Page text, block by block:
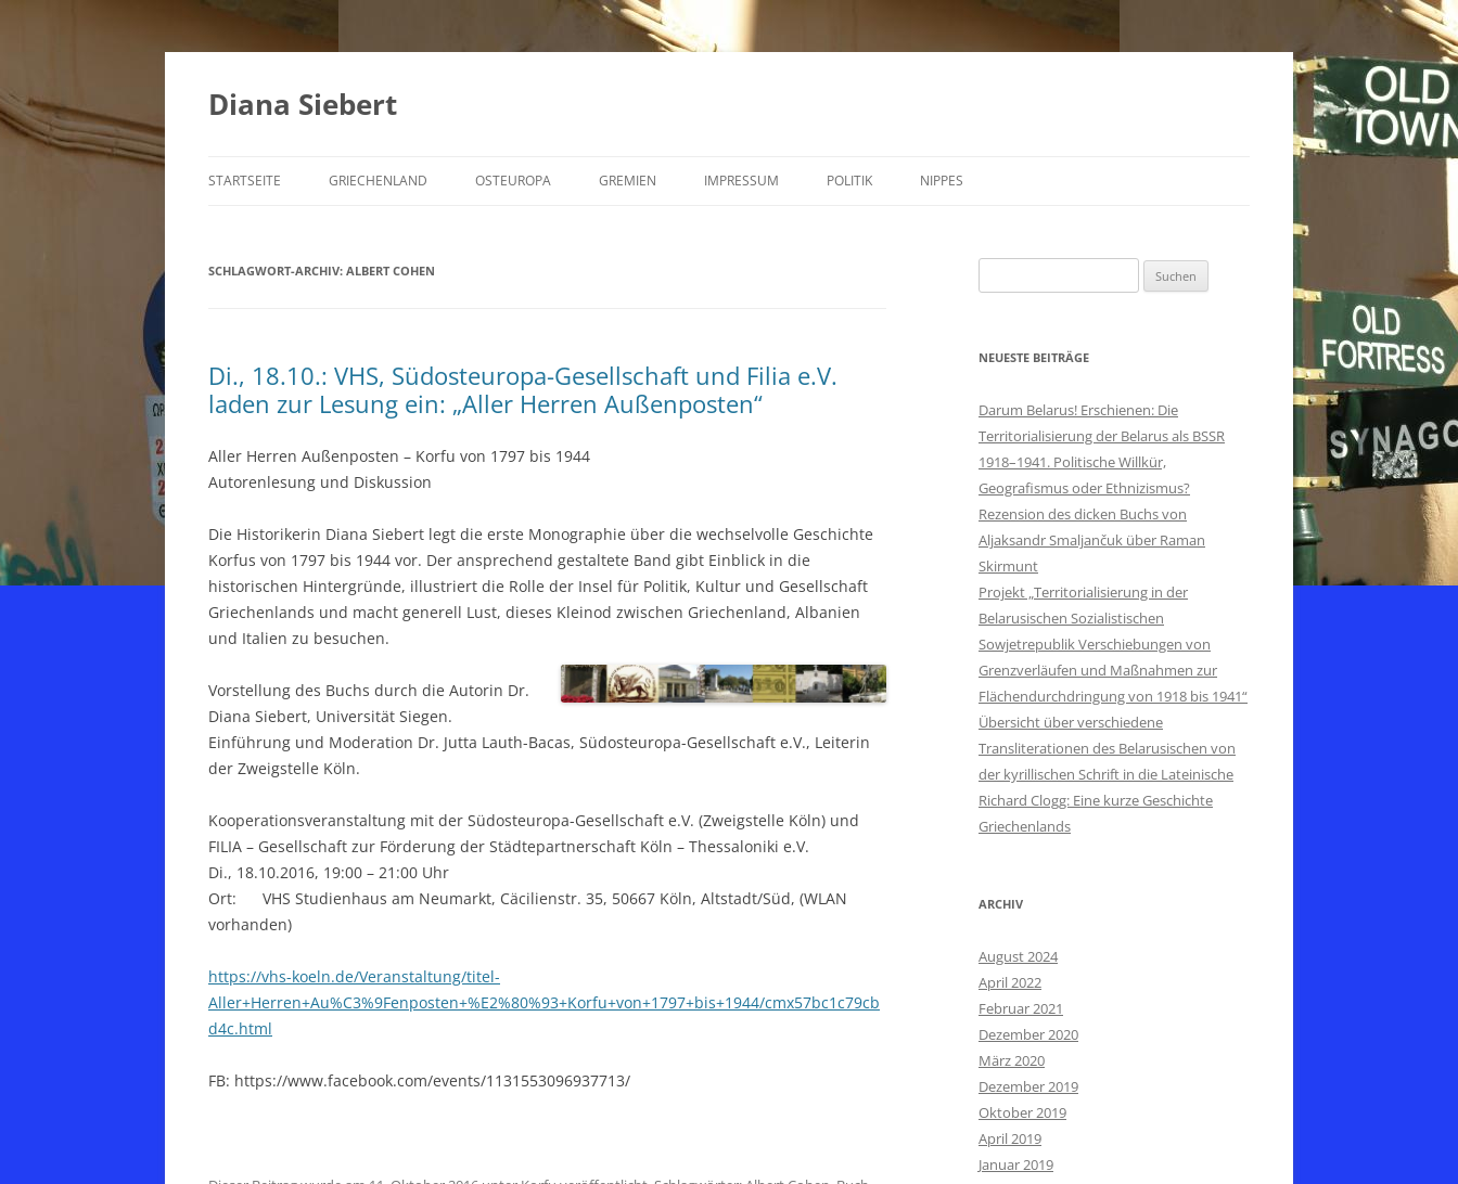
Zum
springen
Diana Siebert
STARTSEITE GRIECHENLAND OSTEUROPA GREMIEN IMPRESSUM POLITIK NIPPES
SCHLAGWORT-ARCHIV: ALBERT COHEN
Di., 18.10.: VHS, Südosteuropa-Gesellschaft und Filia e.V.
laden zur Lesung ein: „Aller Herren Außenposten“
Aller Herren Außenposten – Korfu von 1797 bis 1944
Autorenlesung und Diskussion
Die Historikerin Diana Siebert legt die erste Monographie über die wechselvolle Geschichte
Korfus von 1797 bis 1944 vor. Der ansprechend gestaltete Band gibt Einblick in die
historischen Hintergründe, illustriert die Rolle der Insel für Politik, Kultur und Gesellschaft
Griechenlands und macht generell Lust, dieses Kleinod zwischen Griechenland, Albanien
und Italien zu besuchen.
Vorstellung des Buchs durch die Autorin Dr.
Diana Siebert, Universität Siegen.
Einführung und Moderation Dr. Jutta Lauth-Bacas, Südosteuropa-Gesellschaft e.V., Leiterin
der Zweigstelle Köln.
Kooperationsveranstaltung mit der Südosteuropa-Gesellschaft e.V. (Zweigstelle Köln) und
FILIA – Gesellschaft zur Förderung der Städtepartnerschaft Köln – Thessaloniki e.V.
Di., 18.10.2016, 19:00 – 21:00 Uhr
Ort: VHS Studienhaus am Neumarkt, Cäcilienstr. 35, 50667 Köln, Altstadt/Süd, (WLAN
vorhanden)
https://vhs-koeln.de/Veranstaltung/titel-
Aller+Herren+Au%C3%9Fenposten+%E2%80%93+Korfu+von+1797+bis+1944/cmx57bc1c79cb
d4c.html
FB: https://www.facebook.com/events/1131553096937713/
nach:
NEUESTE BEITRÄGE
Darum Belarus! Erschienen: Die
Territorialisierung der Belarus als BSSR
1918–1941. Politische Willkür,
Geografismus oder Ethnizismus?
Rezension des dicken Buchs von
Aljaksandr Smaljančuk über Raman
Skirmunt
Projekt „Territorialisierung in der
Belarusischen Sozialistischen
Sowjetrepublik Verschiebungen von
Grenzverläufen und Maßnahmen zur
Flächendurchdringung von 1918 bis 1941“
Übersicht über verschiedene
Transliterationen des Belarusischen von
der kyrillischen Schrift in die Lateinische
Richard Clogg: Eine kurze Geschichte
Griechenlands
ARCHIV
August 2024
April 2022
Februar 2021
Dezember 2020
März 2020
Dezember 2019
Oktober 2019
April 2019
Januar 2019